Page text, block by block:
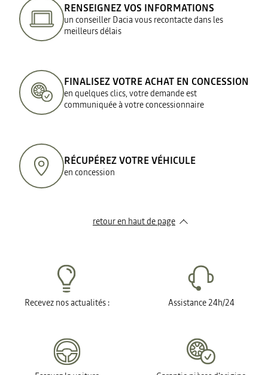
RENSEIGNEZ VOS INFORMATIONS
un conseiller Dacia vous recontacte dans les
meilleurs délais
FINALISEZ VOTRE ACHAT EN CONCESSION
en quelques clics, votre demande est
communiquée à votre concessionnaire
RÉCUPÉREZ VOTRE VÉHICULE
en concession
retour en haut de page​
Recevez nos actualités : Assistance 24h/24